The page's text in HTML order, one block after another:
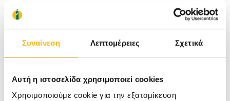
Συναίνεση Λεπτομέρειες Σχετικά
Αυτή η ιστοσελίδα χρησιμοποιεί cookies
Χρησιμοποιούμε cookie για την εξατομίκευση
που τυχόν έχει καταπιεί κατά τη διάρκεια του
θηλασμού (ρέψιμο). Η καλύτερη στάση του
μωρού στην κούνια για να κοιμηθεί είναι
γυρισμένο στο πλάι και χωρίς μαξιλάρι.
Αν το μωρό κλαιει, έστω κι αν πέρασε πολύ
λίγος χρόνος από το θηλασμό, δεν πρέπει να